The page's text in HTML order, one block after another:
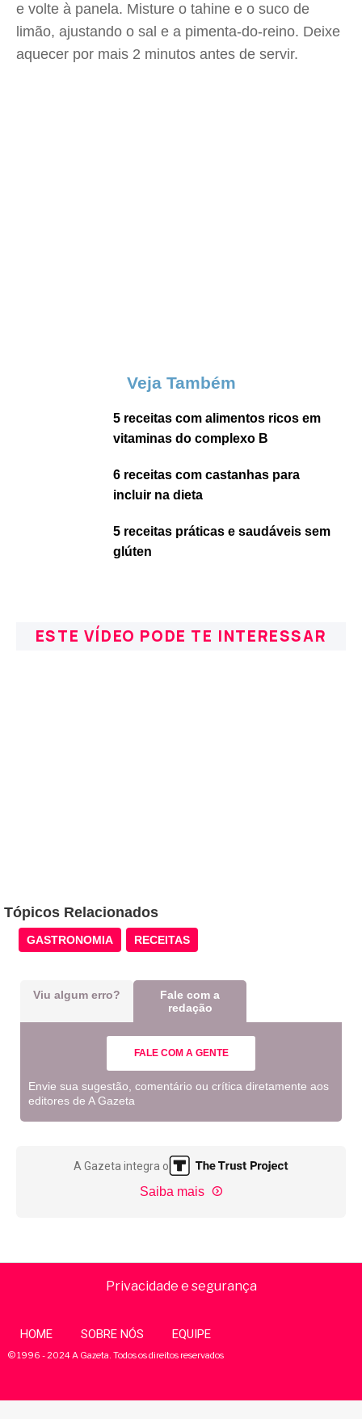
e volte à panela. Misture o tahine e o suco de
limão, ajustando o sal e a pimenta-do-reino. Deixe
aquecer por mais 2 minutos antes de servir.
Veja Também
5 receitas com alimentos ricos em
vitaminas do complexo B
6 receitas com castanhas para
incluir na dieta
5 receitas práticas e saudáveis sem
glúten
ESTE VÍDEO PODE TE INTERESSAR
Tópicos Relacionados
GASTRONOMIA RECEITAS
Viu algum erro?
Fale com a
redação
FALE COM A GENTE
Envie sua sugestão, comentário ou crítica diretamente aos
editores de A Gazeta
A Gazeta integra o
Saiba mais
Privacidade e segurança
HOME SOBRE NÓS EQUIPE
© 1996 - 2024 A Gazeta. Todos os direitos reservados